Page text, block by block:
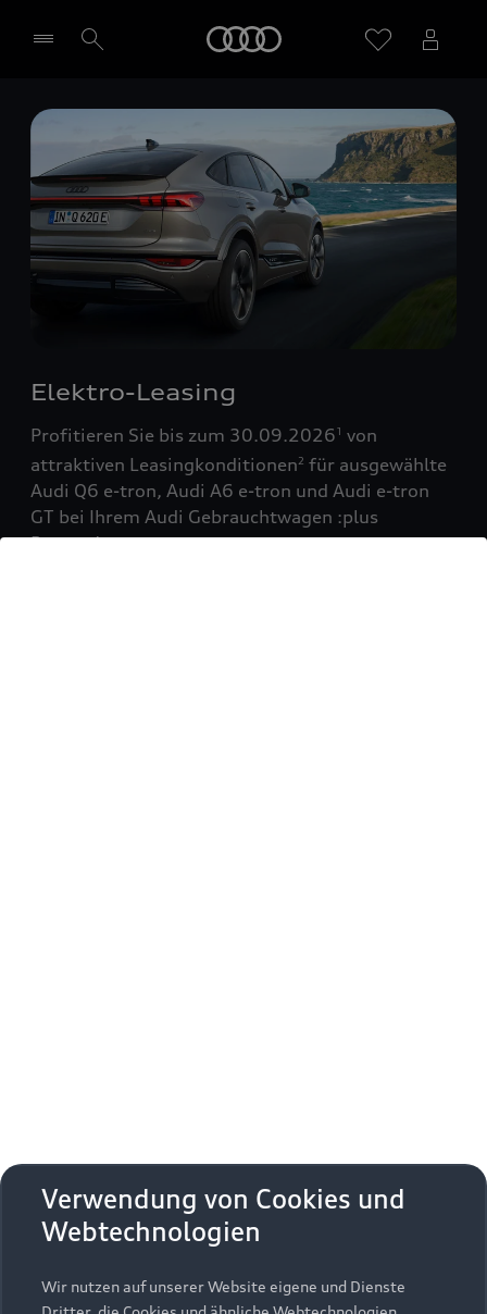
Händler wählen
Elektro-Leasing
Profitieren Sie bis zum 30.09.20261 von
attraktiven Leasingkonditionen2 für ausgewählte
Audi Q6 e-tron, Audi A6 e-tron und Audi e-tron
GT bei Ihrem Audi Gebrauchtwagen :plus
Partner!
Zurück nach oben
Modelle
Alle Modelle
Kaufen & leasen
Verwendung von Cookies und
Webtechnologien
Wir nutzen auf unserer Website eigene und Dienste